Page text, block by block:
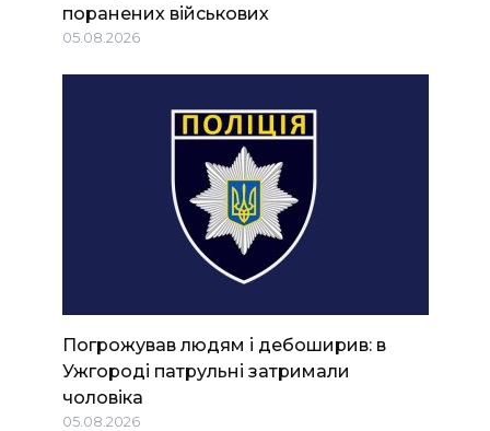
поранених військових
05.08.2026
Погрожував людям і дебоширив: в
Ужгороді патрульні затримали
чоловіка
05.08.2026